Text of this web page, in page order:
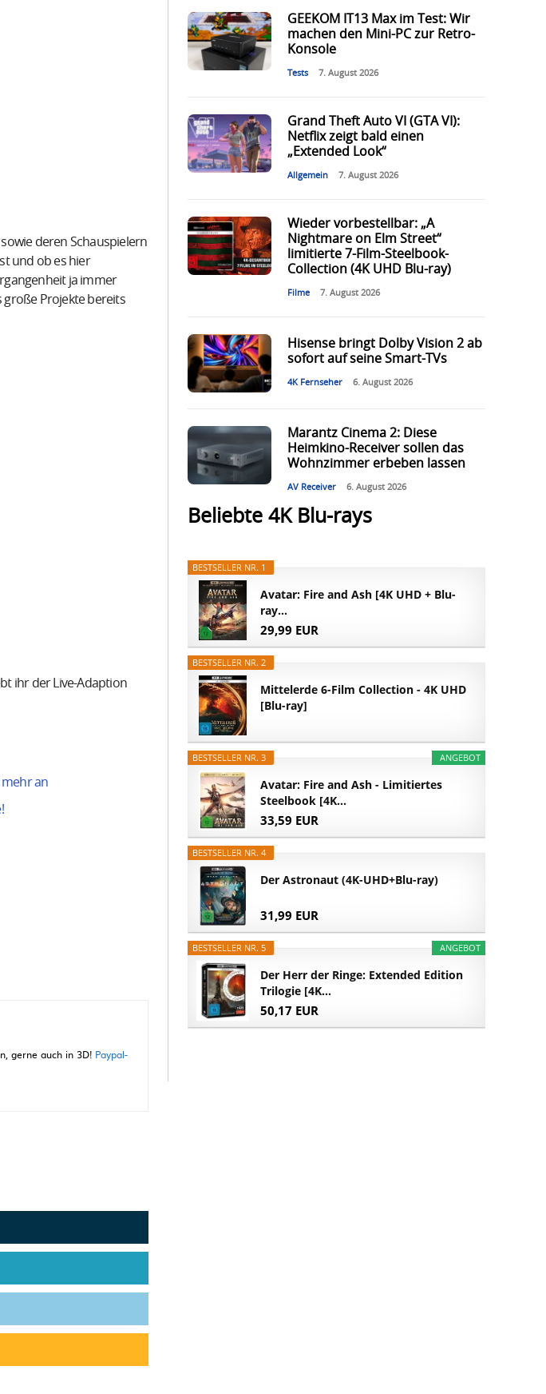
deren Schauspielern
und ob es hier
ja immer
große Projekte bereits
ihr der Live-Adaption
mehr an
gerne auch in 3D! Paypal-
GEEKOM IT13 Max im Test: Wir
machen den Mini-PC zur Retro-
Konsole
Tests 7. August 2026
Grand Theft Auto VI (GTA VI):
Netflix zeigt bald einen
„Extended Look“
Allgemein 7. August 2026
Wieder vorbestellbar: „A
Nightmare on Elm Street“
limitierte 7-Film-Steelbook-
Collection (4K UHD Blu-ray)
Filme 7. August 2026
Hisense bringt Dolby Vision 2 ab
sofort auf seine Smart-TVs
4K Fernseher 6. August 2026
Marantz Cinema 2: Diese
Heimkino-Receiver sollen das
Wohnzimmer erbeben lassen
AV Receiver 6. August 2026
Beliebte 4K Blu-rays
BESTSELLER NR. 1
Avatar: Fire and Ash [4K UHD + Blu-
ray...
29,99 EUR
BESTSELLER NR. 2
Mittelerde 6-Film Collection - 4K UHD
[Blu-ray]
ANGEBOT
BESTSELLER NR. 3
Avatar: Fire and Ash - Limitiertes
Steelbook [4K...
33,59 EUR
BESTSELLER NR. 4
Der Astronaut (4K-UHD+Blu-ray)
31,99 EUR
ANGEBOT
BESTSELLER NR. 5
Der Herr der Ringe: Extended Edition
Trilogie [4K...
50,17 EUR